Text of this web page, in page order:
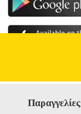
Παραγγελίες